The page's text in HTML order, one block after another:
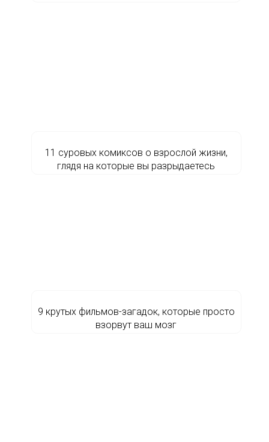
11 суровых комиксов о взрослой жизни,
глядя на которые вы разрыдаетесь
9 крутых фильмов-загадок, которые просто
взорвут ваш мозг